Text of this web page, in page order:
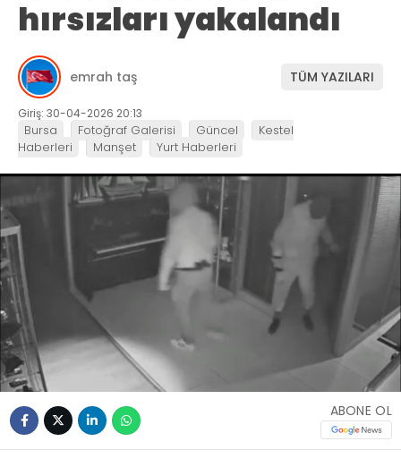
hırsızları yakalandı
emrah taş TÜM YAZILARI
Giriş: 30-04-2026 20:13
Bursa Fotoğraf Galerisi Güncel
Kestel
Haberleri
Manşet Yurt Haberleri
ABONE OL